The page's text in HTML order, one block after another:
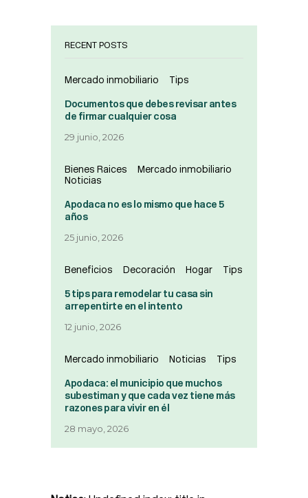
RECENT POSTS
Mercado inmobiliario Tips
Documentos que debes revisar antes
de firmar cualquier cosa
29 junio, 2026
Bienes Raices
Mercado inmobiliario
Noticias
Apodaca no es lo mismo que hace 5
años
25 junio, 2026
Beneficios Decoración Hogar Tips
5 tips para remodelar tu casa sin
arrepentirte en el intento
12 junio, 2026
Mercado inmobiliario Noticias Tips
Apodaca: el municipio que muchos
subestiman y que cada vez tiene más
razones para vivir en él
28 mayo, 2026